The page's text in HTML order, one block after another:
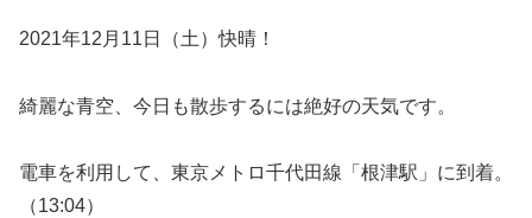
2021年12月11日（土）快晴！
綺麗な青空、今日も散歩するには絶好の天気です。
電車を利用して、東京メトロ千代田線「根津駅」に到着。
（13:04）